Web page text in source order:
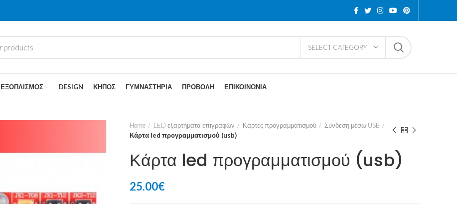
SELECT CATEGORY
ΕΞΟΠΛΙΣΜΌΣ DESIGN ΚΉΠΟΣ ΓΥΜΝΑΣΤΉΡΙΑ ΠΡΟΒΟΛΉ ΕΠΙΚΟΙΝΩΝΙΑ
Home LED εξαρτήματα επιγραφών Κάρτες προγραμματισμού
Σύνδεση μέσω USB
Κάρτα led προγραμματισμού (usb)
Κάρτα led προγραμματισμού (usb)
25.00€